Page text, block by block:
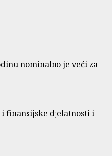
nominalno je veći za
finansijske djelatnosti i